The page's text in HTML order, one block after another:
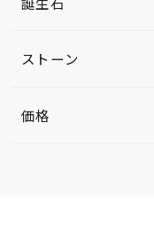
ストーン
価格